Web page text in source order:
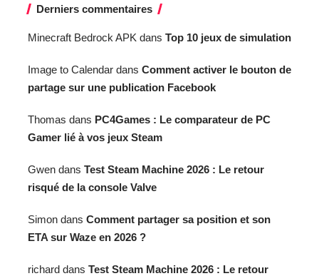
Derniers commentaires
Minecraft Bedrock APK dans Top 10 jeux de simulation
Image to Calendar dans Comment activer le bouton de
partage sur une publication Facebook
Thomas dans PC4Games : Le comparateur de PC
Gamer lié à vos jeux Steam
Gwen dans Test Steam Machine 2026 : Le retour
risqué de la console Valve
Simon dans Comment partager sa position et son
ETA sur Waze en 2026 ?
richard dans Test Steam Machine 2026 : Le retour